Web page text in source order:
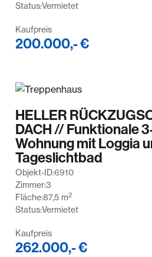
Status:Vermietet
Kaufpreis
200.000,- €
HELLER
DACH // Funktionale
Wohnung mit Loggia
Tageslichtbad
Objekt-ID:6910
Zimmer:3
Fläche:87,5 m2
Status:Vermietet
Kaufpreis
262.000,- €